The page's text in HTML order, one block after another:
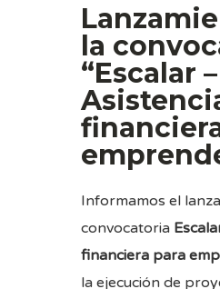
la
“Escalar –
Informamos el
convocatoria
financiera para
la ejecución de